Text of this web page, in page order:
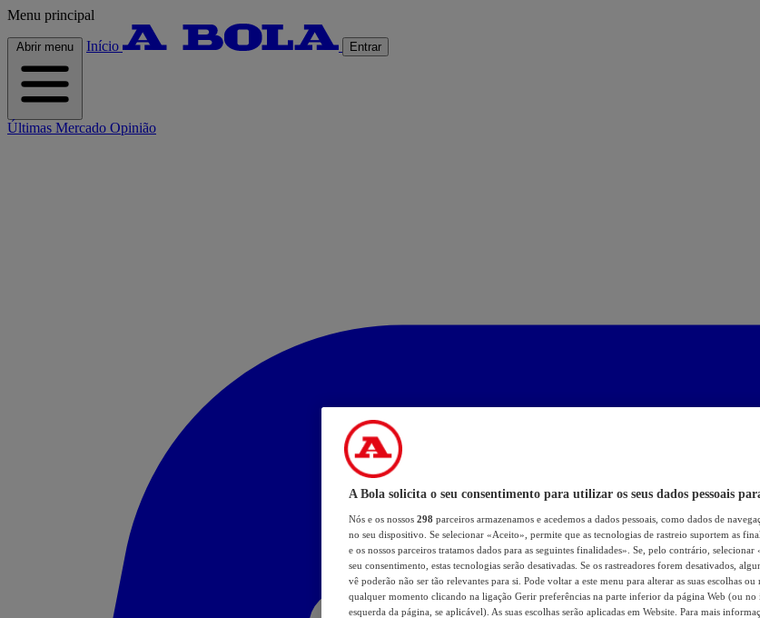
Menu principal
Abrir menu Início Entrar
Últimas Mercado Opinião
A Bola solicita o seu consentimento para utilizar os seus dados pessoais
Nós e os nossos 298 parceiros armazenamos e acedemos a dados pessoais, como dados de
no seu dispositivo. Se selecionar «Aceito», permite que as tecnologias de rastreio suportem as
e os nossos parceiros tratamos dados para as seguintes finalidades». Se, pelo contrário,
seu consentimento, estas tecnologias serão desativadas. Se os rastreadores forem desativados,
vê poderão não ser tão relevantes para si. Pode voltar a este menu para alterar as suas escolhas
qualquer momento clicando na ligação Gerir preferências na parte inferior da página Web (ou
esquerda da página, se aplicável). As suas escolhas serão aplicadas em Website. Para mais